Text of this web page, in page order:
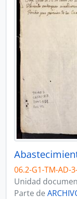
06.2-G1-TM-AD-
Unidad
Parte de